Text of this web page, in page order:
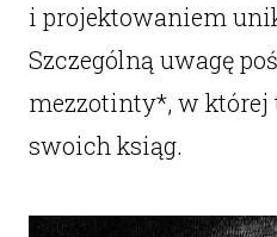
i projektowaniem
Szczególną uwagę
mezzotinty*, w
swoich ksiąg.